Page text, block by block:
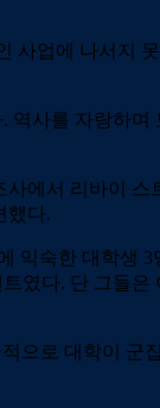
사업에 나서지
역사를 자랑하
에서 리바이 스
했다.
익숙한 대학생 3
였다. 단 그들은
으로 대학이 군